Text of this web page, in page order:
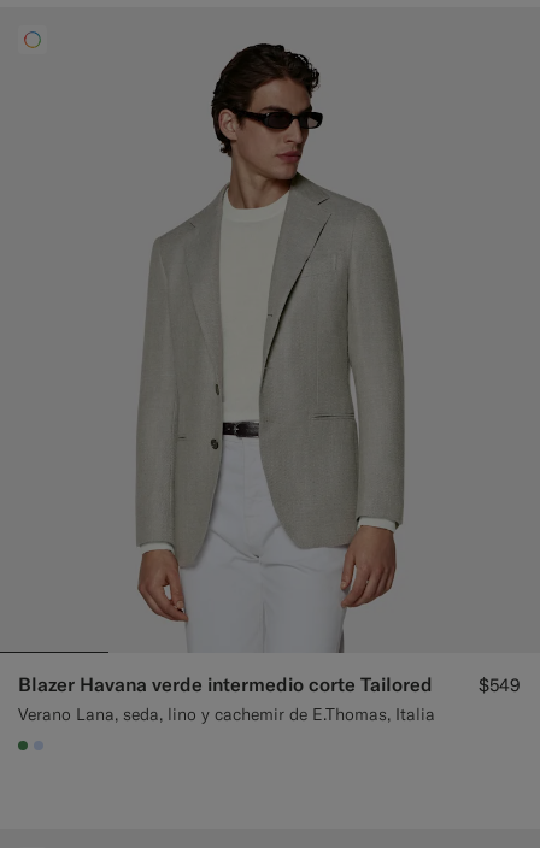
Blazer Havana verde intermedio corte Tailored
Verano Lana, seda, lino y cachemir de E.Thomas, Italia
$549
#4D8C57
#CCDCF9